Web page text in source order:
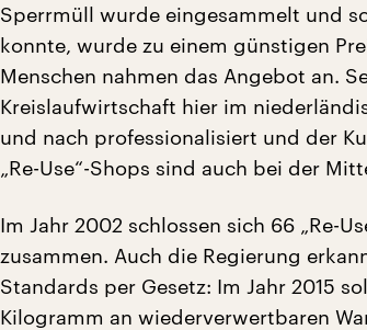
Sperrmüll wurde eingesammelt und
konnte, wurde zu einem günstigen
Menschen nahmen das Angebot an.
Kreislaufwirtschaft hier im
und nach professionalisiert und der
„Re-Use“-Shops sind auch bei der
Im Jahr 2002 schlossen sich 66 „Re-
zusammen. Auch die Regierung
Standards per Gesetz: Im Jahr 2015
Kilogramm an wiederverwertbaren